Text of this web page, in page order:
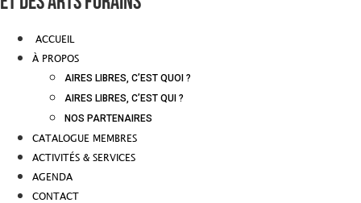
ACCUEIL
À PROPOS
AIRES LIBRES, C’EST QUOI ?
AIRES LIBRES, C’EST QUI ?
NOS PARTENAIRES
CATALOGUE MEMBRES
ACTIVITÉS & SERVICES
AGENDA
CONTACT